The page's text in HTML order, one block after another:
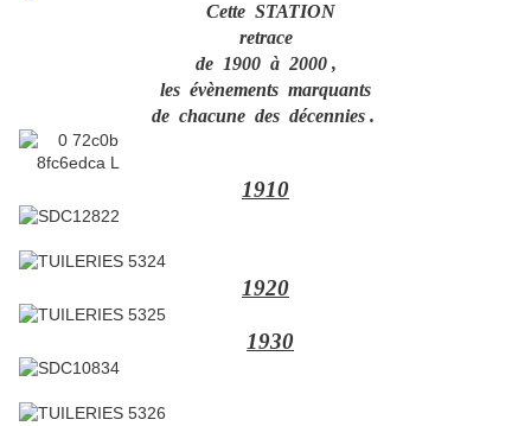
Cette STATION
retrace
de 1900 à 2000 ,
les évènements marquants
de chacune des décennies .
1910
1920
1930